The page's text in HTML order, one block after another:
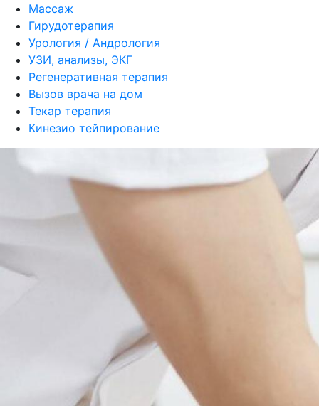
Массаж
Гирудотерапия
Урология / Андрология
УЗИ, анализы, ЭКГ
Регенеративная терапия
Вызов врача на дом
Текар терапия
Кинезио тейпирование